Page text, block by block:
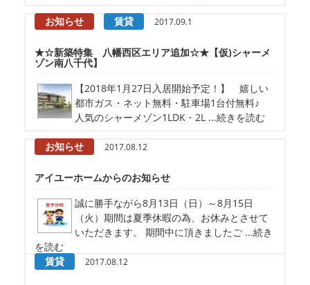
お知らせ 賃貸 2017.09.1
★☆新築特集 八幡西区エリア追加☆★【仮)シャーメ
ゾン南八千代】
【2018年1月27日入居開始予定！】 嬉しい
都市ガス・ネット無料・駐車場1台付無料♪
人気のシャーメゾン1LDK・2L ...続きを読む
お知らせ 2017.08.12
アイユーホームからのお知らせ
誠に勝手ながら8月13日（日）～8月15日
（火）期間は夏季休暇の為、お休みとさせて
いただきます。 期間中に頂きましたご ...続き
を読む
賃貸
2017.08.12